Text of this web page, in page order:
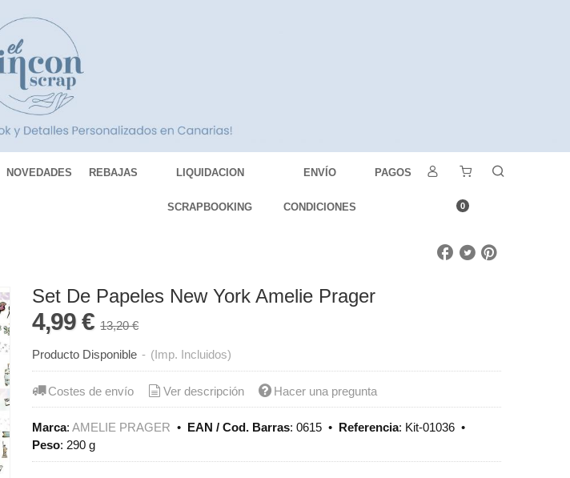
NOVEDADES REBAJAS LIQUIDACION
SCRAPBOOKING
ENVÍO
CONDICIONES
PAGOS
0
Set De Papeles New York Amelie Prager
4,99 €13,20 €
Producto Disponible - (Imp. Incluidos)
Costes de envío Ver descripción Hacer una pregunta
Marca:AMELIE PRAGER • EAN / Cod. Barras:0615 • Referencia: Kit-01036 •
Peso: 290 g